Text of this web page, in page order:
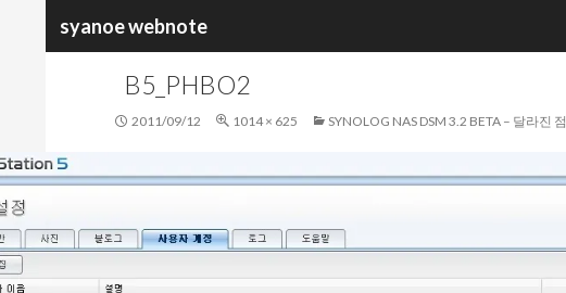
syanoe webnote
색
B5_PHBO2
2011/09/12 1014 × 625 SYNOLOG NAS DSM 3.2 BETA – 달라진 점